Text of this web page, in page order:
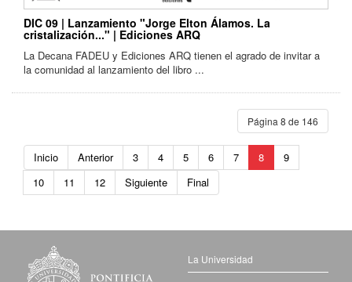
DIC 09 | Lanzamiento "Jorge Elton Álamos. La
cristalización..." | Ediciones ARQ
La Decana FADEU y Ediciones ARQ tienen el agrado de invitar a
la comunidad al lanzamiento del libro ...
Página 8 de 146
Inicio Anterior 3 4 5 6 7 8
9
10
11 12 Siguiente Final
La Universidad